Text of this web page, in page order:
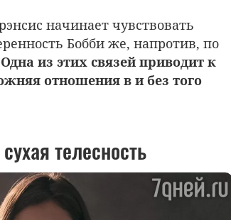
начинает чувствовать
Бобби же, напротив, по
Одна из этих связей приводит к
отношения в и без того
телесность